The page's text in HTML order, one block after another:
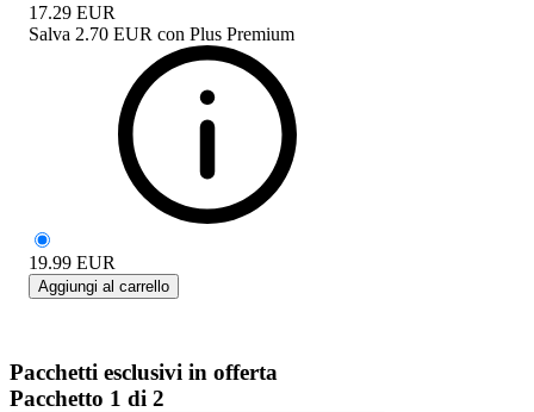
17.29 EUR
Salva 2.70 EUR con Plus Premium
19.99 EUR
Aggiungi al carrello
Pacchetti esclusivi in offerta
Pacchetto 1 di 2